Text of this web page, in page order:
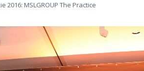
2016: MSLGROUP The Practice